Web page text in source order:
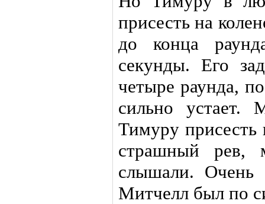
присесть на
до конца
секунды. Его
четыре раунда,
сильно устает.
Тимуру присесть
страшный
слышали. Очень
Митчелл был по